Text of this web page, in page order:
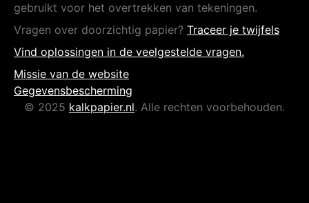
gebruikt voor het overtrekken van tekeningen.
Vragen over doorzichtig papier? Traceer je twijfels
Vind oplossingen in de veelgestelde vragen.
Missie van de website
Gegevensbescherming
© 2025 kalkpapier.nl. Alle rechten voorbehouden.